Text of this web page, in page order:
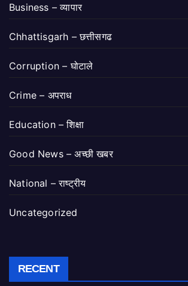
Business – व्यापार
Chhattisgarh – छत्तीसगढ
Corruption – घोटाले
Crime – अपराध
Education – शिक्षा
Good News – अच्छी खबर
National – राष्ट्रीय
Uncategorized
RECENT